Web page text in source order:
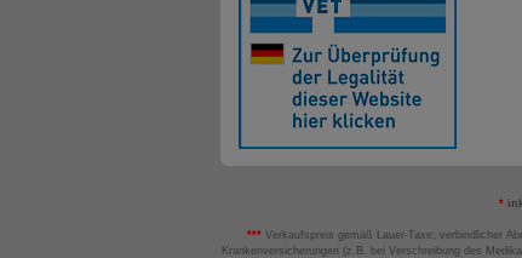
*
*** Verkaufspreis gemäß Lauer-Taxe; verbindlicher
Krankenversicherungen (z.B. bei Verschreibung des